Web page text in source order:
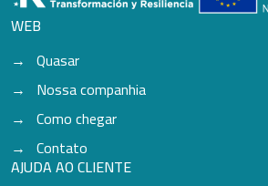
WEB
Quasar
Nossa companhia
Como chegar
Contato
AJUDA AO CLIENTE